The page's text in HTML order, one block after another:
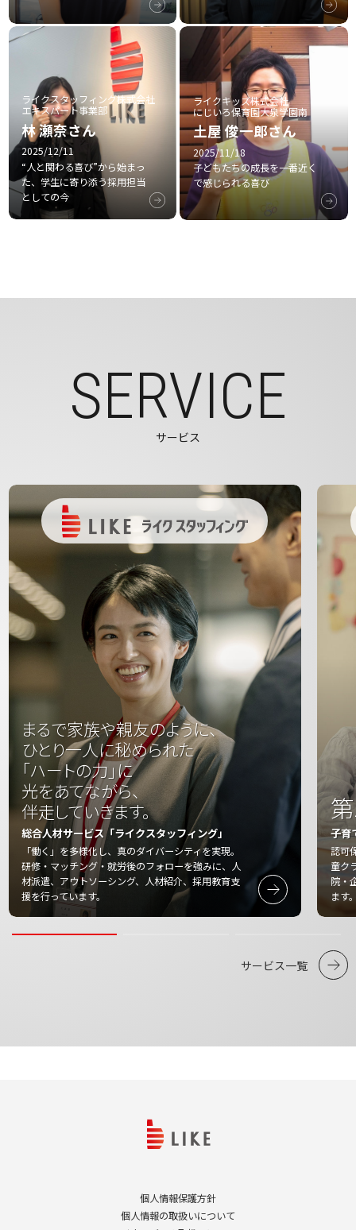
ライクスタッフィング株式会社
エキスパート事業部
林 瀬奈さん
2025/12/11
“人と関わる喜び”から始まっ
た、学生に寄り添う採用担当
としての今
ライクキッズ株式会社
にじいろ保育園大泉学園南
土屋 俊一郎さん
2025/11/18
子どもたちの成長を一番近く
で感じられる喜び
SERVICE
サービス
まるで家族や親友のように、
ひとり一人に秘められた
「ハートの力」に
光をあてながら、
伴走していきます。
総合人材サービス「ライクスタッフィング」
「働く」を多様化し、真のダイバーシティを実現。
研修・マッチング・就労後のフォローを強みに、人
材派遣、アウトソーシング、人材紹介、採用教育支
援を行っています。
子育
認可
童ク
院・
ます
サービス一覧
個人情報保護方針
個人情報の取扱いについて